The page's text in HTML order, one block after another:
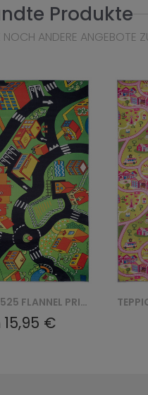
Produkte
NOCH ANDERE ANGEBOTE
TEPPICH B-525 FLANNEL PRINTED
15,95 €